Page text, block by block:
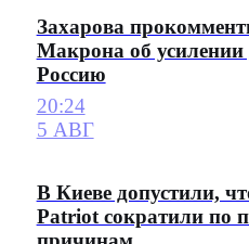
Захарова
Макрона об усилении
Россию
20:24
5 АВГ
В Киеве допустили,
Patriot сократили по